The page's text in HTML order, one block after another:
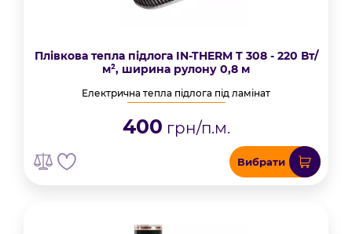
Плівкова тепла підлога IN-THERM T 308 - 220 Вт/
м², ширина рулону 0,8 м
Електрична тепла підлога під ламінат
400 грн/п.м.
Вибрати